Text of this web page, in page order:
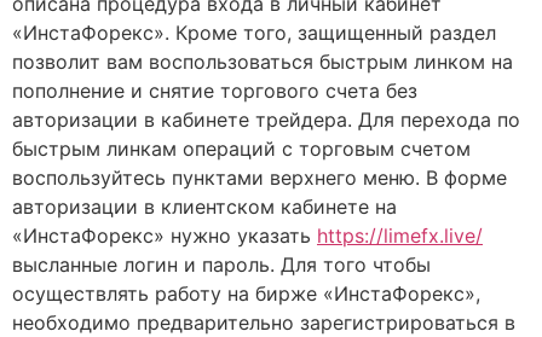
«ИнстаФорекс». Кроме того, защищенный раздел
позволит вам воспользоваться быстрым линком на
пополнение и снятие торгового счета без
авторизации в кабинете трейдера. Для перехода по
быстрым линкам операций с торговым счетом
воспользуйтесь пунктами верхнего меню. В форме
авторизации в клиентском кабинете на
«ИнстаФорекс» нужно указать https://limefx.live/
высланные логин и пароль. Для того чтобы
осуществлять работу на бирже «ИнстаФорекс»,
необходимо предварительно зарегистрироваться в